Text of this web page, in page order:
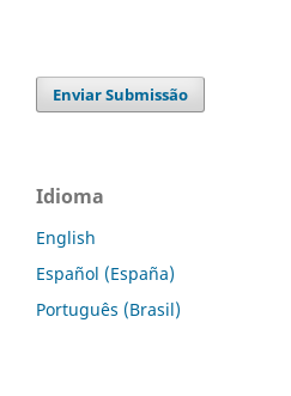
Enviar Submissão
Idioma
English
Español (España)
Português (Brasil)